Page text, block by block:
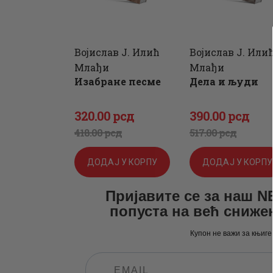
Војислав Ј. Илић
Млађи
Изабране песме
418.00рсд
Оригинална
цена
је
била:
320.00рсд
Тренутна
цена
је:
ДОДАЈ У КОРПУ
Војислав Ј. Илић
Млађи
Дела и људи
517.00рсд
Оригинална
цена
је
била:
517.
390.00рсд
Тренутна
цена
је:
390.
0
ДОДАЈ У КОРПУ
Пријавите се за наш
попуста на већ
Купон не важи за књиге